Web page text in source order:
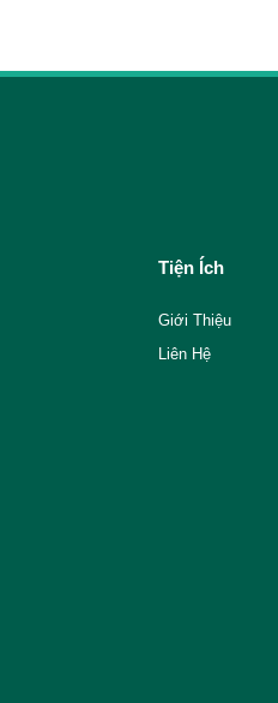
Tiện Ích
Giới Thiệu
Liên Hệ